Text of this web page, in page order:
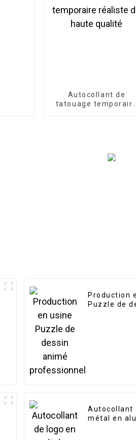
Autocollant de
tatouage temporaire
Production
Puzzle de
Autocollant
métal en